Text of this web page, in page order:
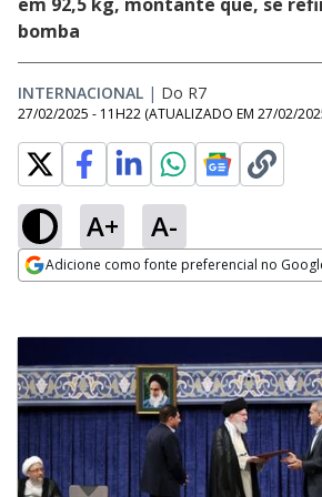
bomba
INTERNACIONAL | Do R7
27/02/2025 - 11H22 (ATUALIZADO EM 27/02/
A+ A-
Adicione como fonte preferencial no